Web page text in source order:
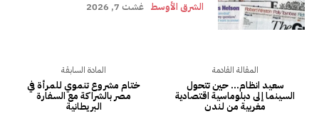
الشرق الأوسط غشت 7, 2026
المادة السابقة
ختام مشروع تنموي للمرأة في
مصر بالشراكة مع السفارة
البريطانية
المقالة القادمة
سعيد انظام… حين تتحول
السينما إلى دبلوماسية اقتصادية
مغربية من لندن